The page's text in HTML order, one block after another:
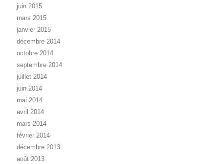
juin 2015
mars 2015
janvier 2015
décembre 2014
octobre 2014
septembre 2014
juillet 2014
juin 2014
mai 2014
avril 2014
mars 2014
février 2014
décembre 2013
août 2013